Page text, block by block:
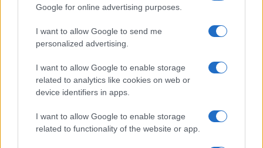
Google for online advertising purposes.
I want to allow Google to send me
personalized advertising.
I want to allow Google to enable storage
related to analytics like cookies on web or
device identifiers in apps.
I want to allow Google to enable storage
related to functionality of the website or app.
Noemi in ospedale: il racconto della riabilitazione e il
ritorno sul palco
NEWS